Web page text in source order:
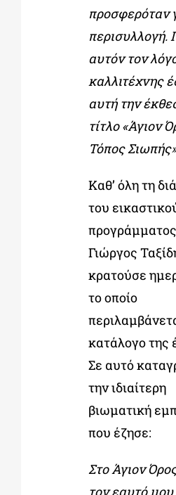
προσφερόταν
περισυλλογή.
αυτόν τον
καλλιτέχνης
αυτή την
τίτλο «Άγιον
Τόπος Σιωπής»
Καθ’ όλη τη
του
Γιώργος
κρατούσε
το οποίο
κατάλογο της
Σε αυτό
την ιδιαίτερη
βιωματική
που έζησε:
Στο Άγιον
τον εαυτό